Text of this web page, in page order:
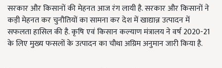
सरकार और किसानों की मेहनत आज रंग लायी है. सरकार और किसानों ने
कड़ी मेहनत कर चुनौतियों का सामना कर देश में खाद्यान्न उत्पादन में
सफलता हासिल की है. कृषि एवं किसान कल्याण मंत्रालय ने वर्ष 2020-21
के लिए मुख्य फसलों के उत्पादन का चौथा अग्रिम अनुमान जारी किया है.